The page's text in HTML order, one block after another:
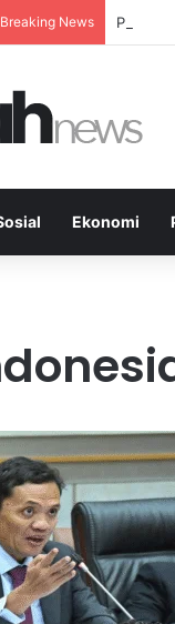
Breaking News Peran
Ekonomi